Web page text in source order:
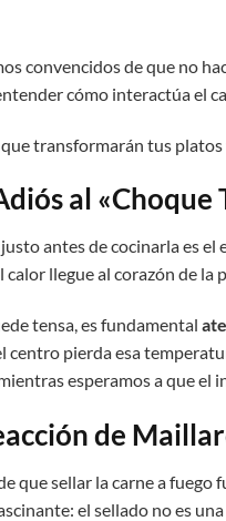
convencidos de que no
cómo interactúa el
transformarán tus
al «Choque
antes de cocinarla es
llegue al corazón de la
tensa, es fundamental
centro pierda esa
esperamos a que el
de
que sellar la carne a
el sellado no es